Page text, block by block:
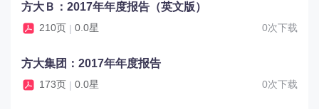
方大Ｂ：2017年年度报告（英文版）
210页 | 0.0星 0次下载
方大集团：2017年年度报告
173页 | 0.0星 0次下载